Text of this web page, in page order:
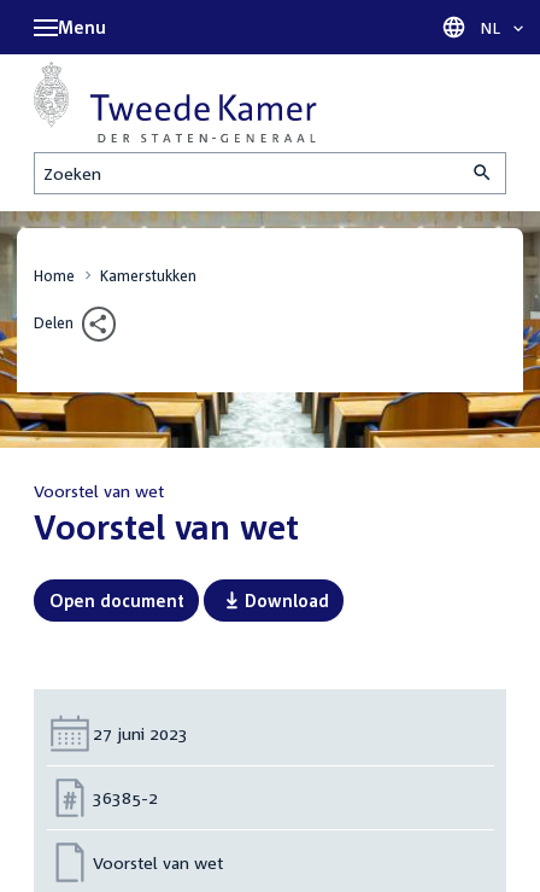
Zoeken
Menu Taal
NL
Home Kamerstukken
Delen
Voorstel van wet
:Voorstel van wet
Open document Download
Datum:
27 juni 2023
Nummer:
36385-2
Voorstel van wet